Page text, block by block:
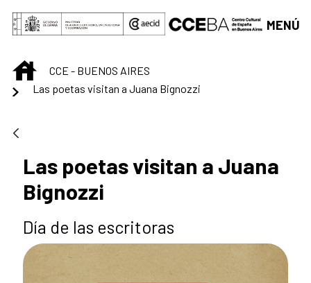
Saltar al contenido principal
MENÚ
INICIOCCE - BUENOS AIRES
Las poetas visitan a Juana Bignozzi
Las poetas visitan a Juana
Bignozzi
Día de las escritoras